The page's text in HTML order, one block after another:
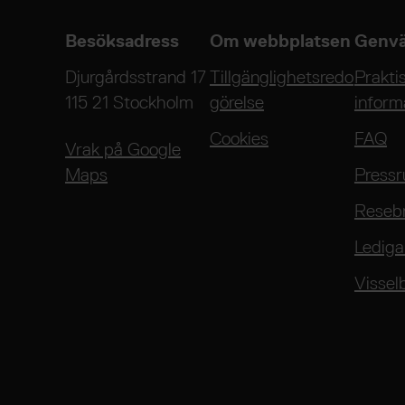
Besöksadress
Djurgårdsstrand 17
115 21 Stockholm
Vrak på Google
Maps
Om webbplatsen
Tillgänglighetsredo
görelse
Cookies
FAQ